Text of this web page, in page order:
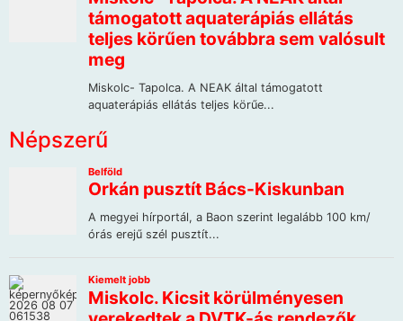
Népszerű